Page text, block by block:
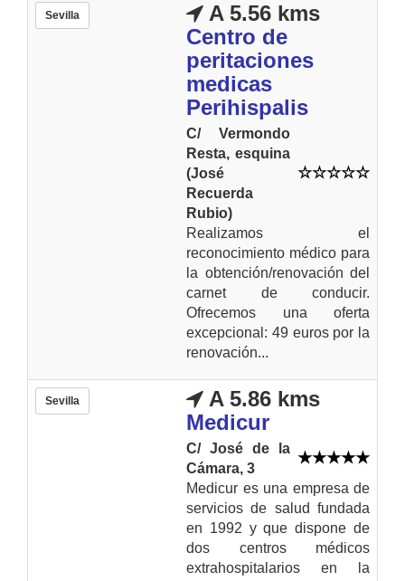
Sevilla
A 5.56 kms
Centro de
peritaciones
medicas
Perihispalis
C/ Vermondo
Resta, esquina
(José
Recuerda
Rubio)
Realizamos el
reconocimiento médico para
la obtención/renovación del
carnet de conducir.
Ofrecemos una oferta
excepcional: 49 euros por la
renovación...
Sevilla
A 5.86 kms
Medicur
C/ José de la
Cámara, 3
Medicur es una empresa de
servicios de salud fundada
en 1992 y que dispone de
dos centros médicos
extrahospitalarios en la